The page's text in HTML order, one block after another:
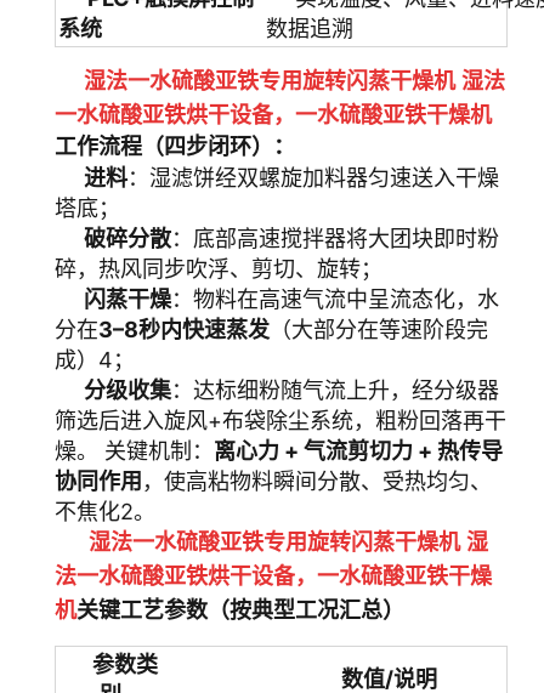
系统
数据追溯
湿法一水硫酸亚铁专用旋转闪蒸干燥机 湿法
一水硫酸亚铁烘干设备， 一水硫酸亚铁干燥机
工作流程（四步闭环）：
进料：湿滤饼经双螺旋加料器匀速送入干燥
塔底；
破碎分散：底部高速搅拌器将大团块即时粉
碎，热风同步吹浮、剪切、旋转；
闪蒸干燥：物料在高速气流中呈流态化，水
分在3–8秒内快速蒸发 （大部分在等速阶段完
成）4；
分级收集：达标细粉随气流上升，经分级器
筛选后进入旋风+布袋除尘系统，粗粉回落再干
燥。
关键机制： 离心力 + 气流剪切力 + 热传导
协同作用 ，使高粘物料瞬间分散、受热均匀、
不焦化2。
湿法一水硫酸亚铁专用旋转闪蒸干燥机 湿
法一水硫酸亚铁烘干设备， 一水硫酸亚铁干燥
机关键工艺参数（按典型工况汇总）
参数类
数值/说明